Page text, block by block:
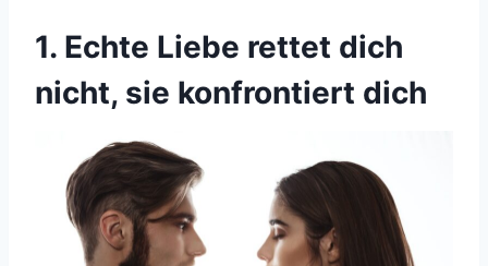
1. Echte Liebe rettet dich
nicht, sie konfrontiert dich